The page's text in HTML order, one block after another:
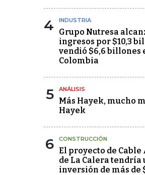
4 INDUSTRIA
Grupo Nutresa
ingresos por $10,3
vendió $6,6 billones
Colombia
5 ANÁLISIS
Más Hayek, mucho
Hayek
6 CONSTRUCCIÓN
El proyecto de Cable
de La Calera tendría
inversión de más de